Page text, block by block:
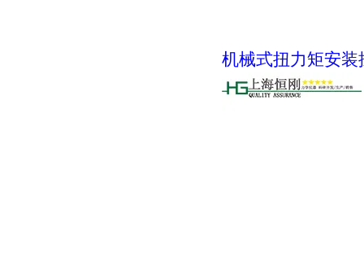
机械式扭力矩安装